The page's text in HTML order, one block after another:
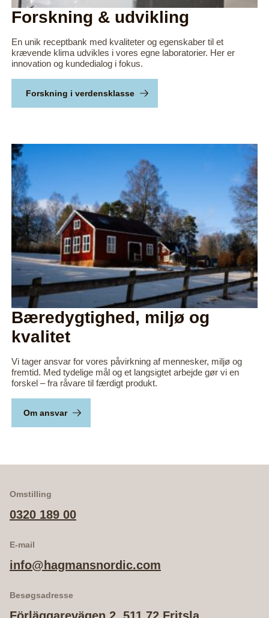
Forskning & udvikling
En unik receptbank med kvaliteter og egenskaber til et
krævende klima udvikles i vores egne laboratorier. Her er
innovation og kundedialog i fokus.
Forskning i verdensklasse
Bæredygtighed, miljø og
kvalitet
Vi tager ansvar for vores påvirkning af mennesker, miljø og
fremtid. Med tydelige mål og et langsigtet arbejde gør vi en
forskel – fra råvare til færdigt produkt.
Om ansvar
Omstilling
0320 189 00
E-mail
info@hagmansnordic.com
Besøgsadresse